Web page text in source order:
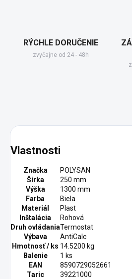
RÝCHLE DORUČENIE
zvyčajne od 24 - 48h
Vlastnosti
Značka
POLYSAN
Šírka
250 mm
Výška
1300 mm
Farba
Biela
Materiál
Plast
Inštalácia
Rohová
Druh ovládaniaTermostat
Výbava
AntiCalc
Hmotnosť / ks 14.5200 kg
Balenie
1 ks
EAN
8590729052661
Taric
39221000